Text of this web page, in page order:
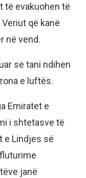
të evakuohen të
që kanë
në vend.
se tani ndihen
e luftës.
Emiratet e
i shtetasve të
e Lindjes së
janë